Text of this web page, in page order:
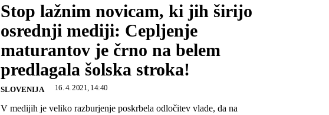
Stop lažnim novicam, ki jih širijo
osrednji mediji: Cepljenje
maturantov je črno na belem
predlagala šolska stroka!
SLOVENIJA 16. 4. 2021, 14:40
V medijih je veliko razburjenje poskrbela odločitev vlade, da na